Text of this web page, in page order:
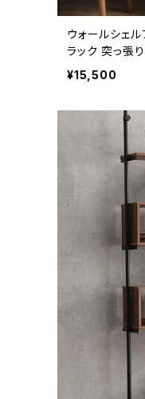
ウォールシェ
ラック 突っ張
¥15,500